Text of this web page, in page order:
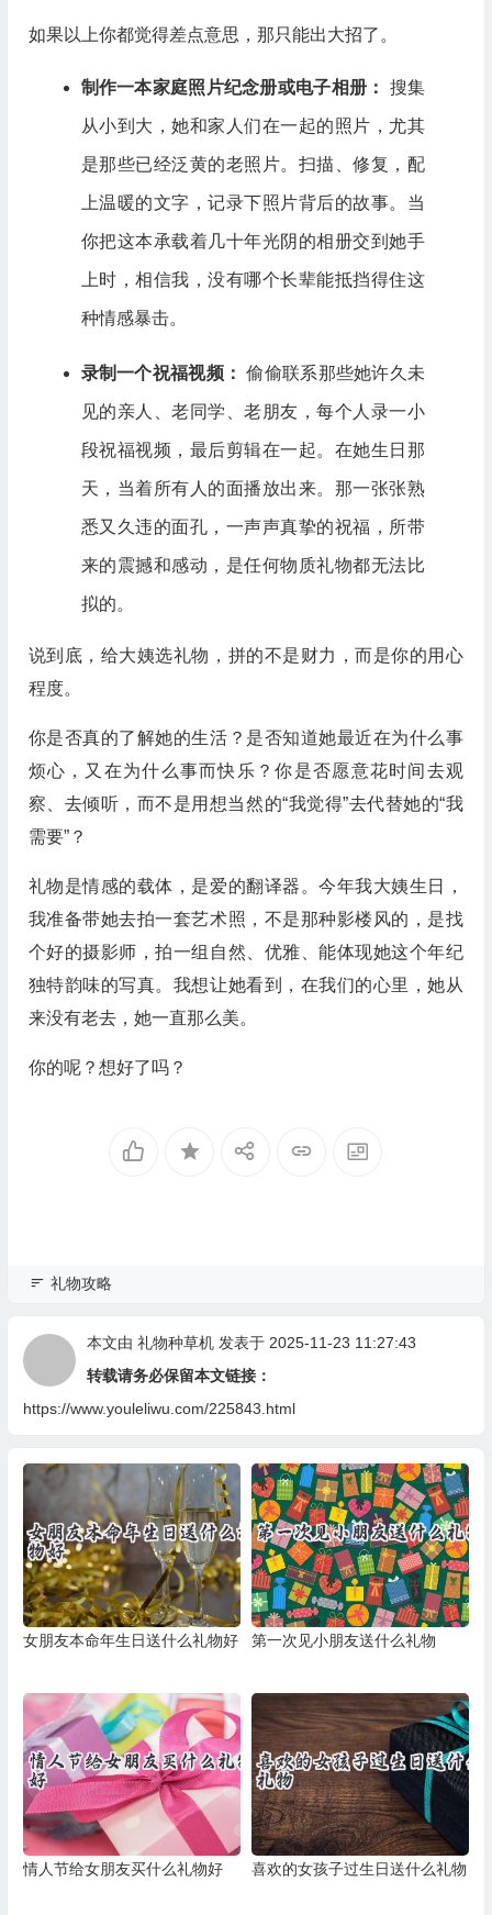
如果以上你都觉得差点意思，那只能出大招了。
制作一本家庭照片纪念册或电子相册： 搜集
从小到大，她和家人们在一起的照片，尤其
是那些已经泛黄的老照片。扫描、修复，配
上温暖的文字，记录下照片背后的故事。当
你把这本承载着几十年光阴的相册交到她手
上时，相信我，没有哪个长辈能抵挡得住这
种情感暴击。
录制一个祝福视频：偷偷联系那些她许久未
见的亲人、老同学、老朋友，每个人录一小
段祝福视频，最后剪辑在一起。在她生日那
天，当着所有人的面播放出来。那一张张熟
悉又久违的面孔，一声声真挚的祝福，所带
来的震撼和感动，是任何物质礼物都无法比
拟的。
说到底，给大姨选礼物，拼的不是财力，而是你的用心
程度。
你是否真的了解她的生活？是否知道她最近在为什么事
烦心，又在为什么事而快乐？你是否愿意花时间去观
察、去倾听，而不是用想当然的“我觉得”去代替她的“我
需要”？
礼物是情感的载体，是爱的翻译器。今年我大姨生日，
我准备带她去拍一套艺术照，不是那种影楼风的，是找
个好的摄影师，拍一组自然、优雅、能体现她这个年纪
独特韵味的写真。我想让她看到，在我们的心里，她从
来没有老去，她一直那么美。
你的呢？想好了吗？
礼物攻略
本文由 礼物种草机发表于 2025-11-23 11:27:43
转载请务必保留本文链接：
https://www.youleliwu.com/225843.html
女朋友本命年生日送什么礼物好 第一次见小朋友送什么礼物
情人节给女朋友买什么礼物好 喜欢的女孩子过生日送什么礼物